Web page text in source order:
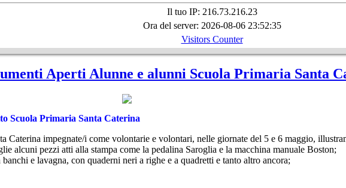
Il tuo IP: 216.73.216.23
Ora del server: 2026-08-06 23:52:35
Visitors Counter
Aperti Alunne e alunni Scuola Primaria Santa
Scuola Primaria Santa Caterina
Caterina impegnate/i come volontarie e volontari, nelle giornate del 5 e 6 maggio,
alcuni pezzi atti alla stampa come la pedalina Saroglia e la macchina manuale Boston;
e lavagna, con quaderni neri a righe e a quadretti e tanto altro ancora;